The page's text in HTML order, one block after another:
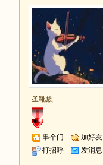
圣靴族
串个门
加好友
打招呼
发消息